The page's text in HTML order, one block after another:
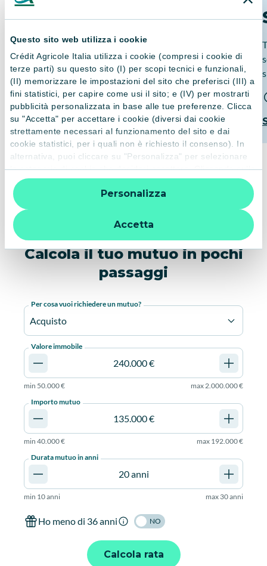
Questo sito web utilizza i cookie
Crédit Agricole Italia utilizza i cookie (compresi i cookie di
terze parti) su questo sito (I) per scopi tecnici e funzionali,
(II) memorizzare le impostazioni del sito che preferisci (III) a
fini statistici, per capire come usi il sito; e (IV) per mostrarti
pubblicità personalizzata in base alle tue preferenze. Clicca
su "Accetta" per accettare i cookie (diversi dai cookie
strettamente necessari al funzionamento del sito e dai
cookie statistici, per i quali non è richiesto il consenso). In
alternativa, puoi cliccare su "Personalizza" per selezionare
le categorie di cookie che desideri accettare. Cliccando sulla
“X” le impostazioni predefinite vengono lasciate invariate e
quindi la navigazione può continuare senza cookie o altri
strumenti di tracciamento diversi da quelli tecnici. Per
ulteriori informazioni:
informativa privacy
Accetta
Personalizza
Acquisto
Se il tuo immobile è di classe energetica A o B
non paghi le spese di istruttoria.
Scopri di più
Calcola il tuo mutuo in pochi
passaggi
Per cosa vuoi richiedere un mutuo?
Acquisto
Valore immobile
min 50.000 € max2.000.000 €
Importo mutuo
min 40.000 € max 192.000 €
Durata mutuo in anni
min 10 anni max 30 anni
Ho meno di 36 anni NO
Calcola rata